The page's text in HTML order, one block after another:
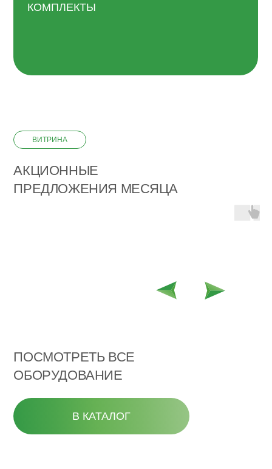
КОМПЛЕКТЫ
АКЦИОННЫЕ
ПРЕДЛОЖЕНИЯ МЕСЯЦА
ВИТРИНА
ПОСМОТРЕТЬ ВСЕ
ОБОРУДОВАНИЕ
В КАТАЛОГ